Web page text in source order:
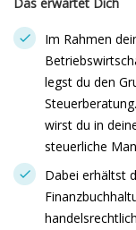
Im Rahmen
legst du den
wirst du in
steuerliche
Dabei erhältst